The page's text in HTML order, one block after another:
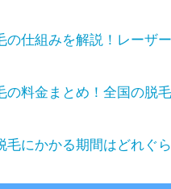
の仕組みを解説！レーザ
の料金まとめ！全国の脱
毛にかかる期間はどれぐ